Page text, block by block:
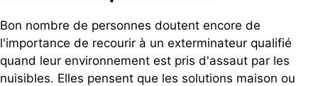
Bon nombre de personnes doutent encore de
l'importance de recourir à un exterminateur qualifié
quand leur environnement est pris d'assaut par les
nuisibles. Elles pensent que les solutions maison ou